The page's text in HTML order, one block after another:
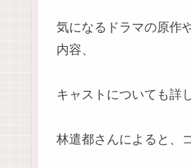
気になるドラマの原作
内容、
キャストについても詳
林遣都さんによると、